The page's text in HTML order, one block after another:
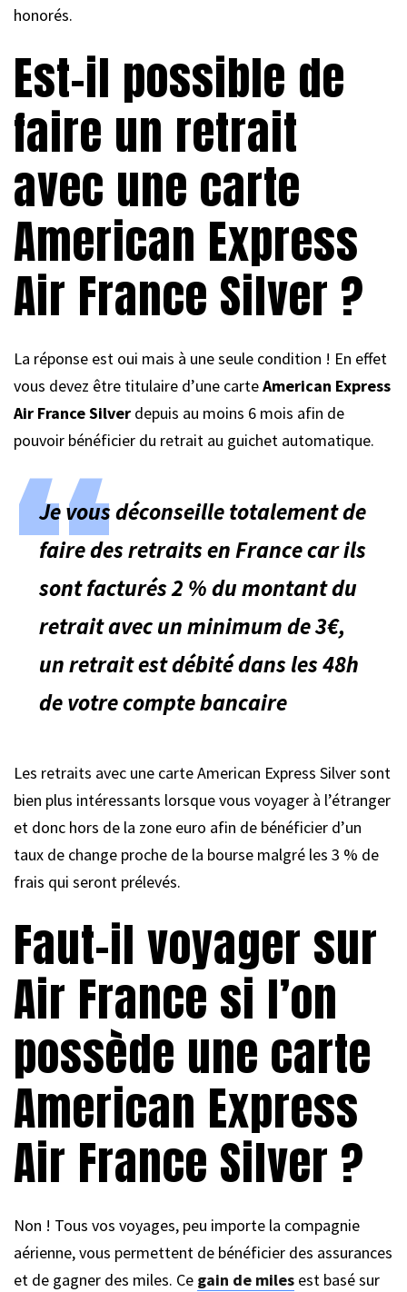
honorés.
Est-il possible de
faire un retrait
avec une carte
American Express
Air France Silver ?
La réponse est oui mais à une seule condition ! En effet
vous devez être titulaire d’une carteAmerican Express
Air France Silver depuis au moins 6 mois afin de
pouvoir bénéficier du retrait au guichet automatique.
Je vous déconseille totalement de
faire des retraits en France car ils
sont facturés 2 % du montant du
retrait avec un minimum de 3€,
un retrait est débité dans les 48h
de votre compte bancaire
Les retraits avec une carte American Express Silver sont
bien plus intéressants lorsque vous voyager à l’étranger
et donc hors de la zone euro afin de bénéficier d’un
taux de change proche de la bourse malgré les 3 % de
frais qui seront prélevés.
Faut-il voyager sur
Air France si l’on
possède une carte
American Express
Air France Silver ?
Non ! Tous vos voyages, peu importe la compagnie
aérienne, vous permettent de bénéficier des assurances
et de gagner des miles. Ce gain de miles est basé sur